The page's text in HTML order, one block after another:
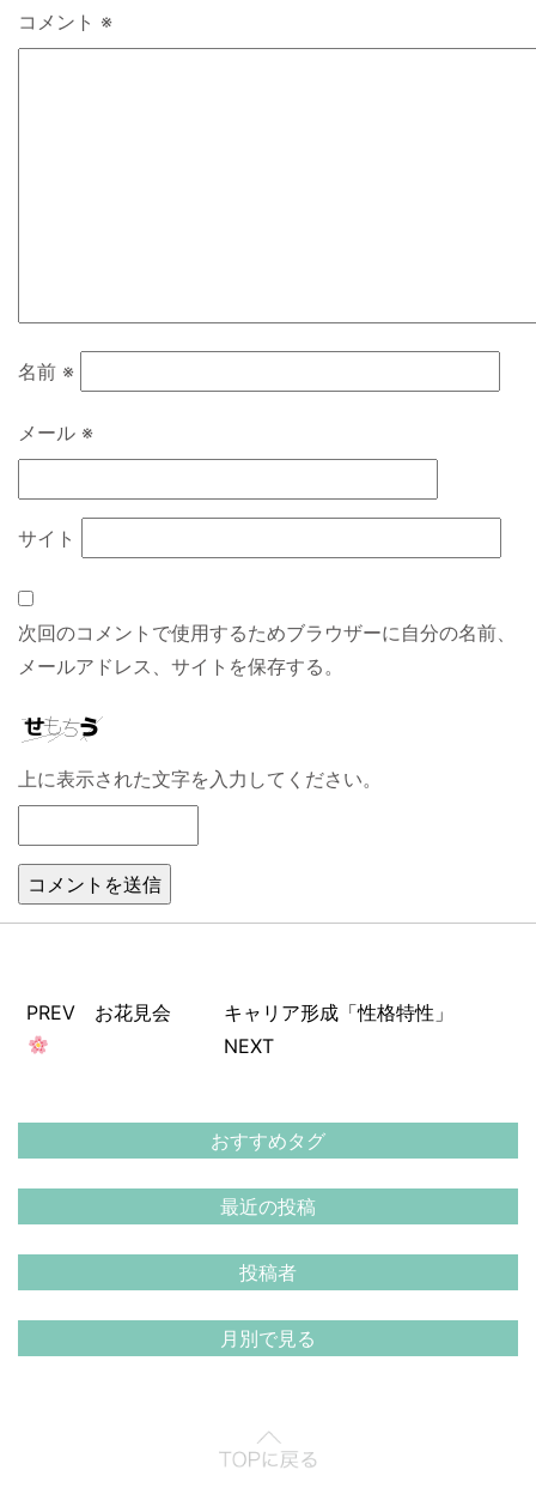
おすすめタグ
最近の投稿
投稿者
月別で見る
コメント ※
名前 ※
メール ※
サイト
次回のコメントで使用するためブラウザーに自分の名前、
メールアドレス、サイトを保存する。
上に表示された文字を入力してください。
PREV お花見会
キャリア形成「性格特性」
NEXT